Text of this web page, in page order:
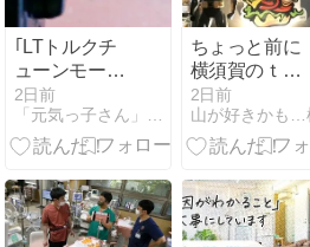
体
月3月不倫調
査探偵川崎蒲
田
｢LTトルクチ
ューンモータ
ー(35T)｣走行
テスト
2日前
「元気っ子さん」(ミニ四駆コース常設店)公式ブログ
ちょっと前に
横須賀のｔｕ
ｎａｍｉ行っ
てバーガー食
べたお話🍔オ
ョーさんは似
てるかも🎵
2日前